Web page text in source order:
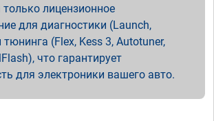
лицензионное
для диагностики (Launch,
(Flex, Kess 3, Autotuner,
что гарантирует
для электроники вашего авто.